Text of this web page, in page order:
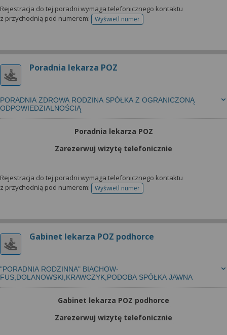
Rejestracja do tej poradni wymaga telefonicznego kontaktu
z przychodnią pod numerem:
Wyświetl numertelefonu do rejestracji
Poradnia lekarza POZ
PORADNIA ZDROWA RODZINA SPÓŁKA Z OGRANICZONĄ
ODPOWIEDZIALNOŚCIĄ
Poradnia lekarza POZ
Zarezerwuj wizytę telefonicznie
Rejestracja do tej poradni wymaga telefonicznego kontaktu
z przychodnią pod numerem:
Wyświetl numertelefonu do rejestracji
Gabinet lekarza POZ podhorce
"PORADNIA RODZINNA" BIACHOW-
FUS,DOLANOWSKI,KRAWCZYK,PODOBA SPÓŁKA JAWNA
Gabinet lekarza POZ podhorce
Zarezerwuj wizytę telefonicznie
możesz też wycofać zgodę na przetwarzanie Twoich
danych tylko w niektórych celach. Jeżeli chcesz
konfigurację szczegółową, to możesz tego dokonać
Więcej informacji na temat wykorzystywania
narzędzi zewnętrznych w naszym serwisie
znajdziesz w Regulaminie Serwisu.